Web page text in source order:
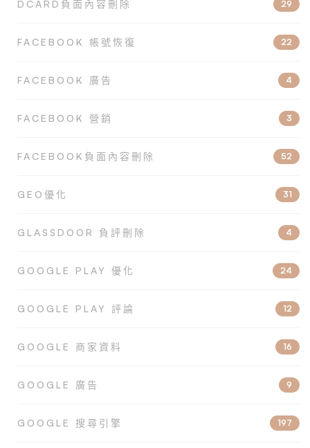
DCARD負面內容刪除 29
FACEBOOK 帳號恢復 22
FACEBOOK 廣告 4
FACEBOOK 營銷 3
FACEBOOK負面內容刪除 52
GEO優化 31
GLASSDOOR 負評刪除 4
GOOGLE PLAY 優化 24
GOOGLE PLAY 評論 12
GOOGLE 商家資料 16
GOOGLE 廣告 9
GOOGLE 搜尋引擎 197